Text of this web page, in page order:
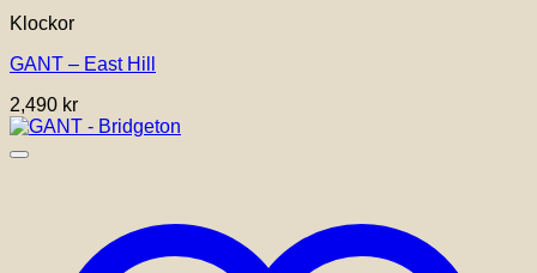
Klockor
GANT – East Hill
2,490 kr